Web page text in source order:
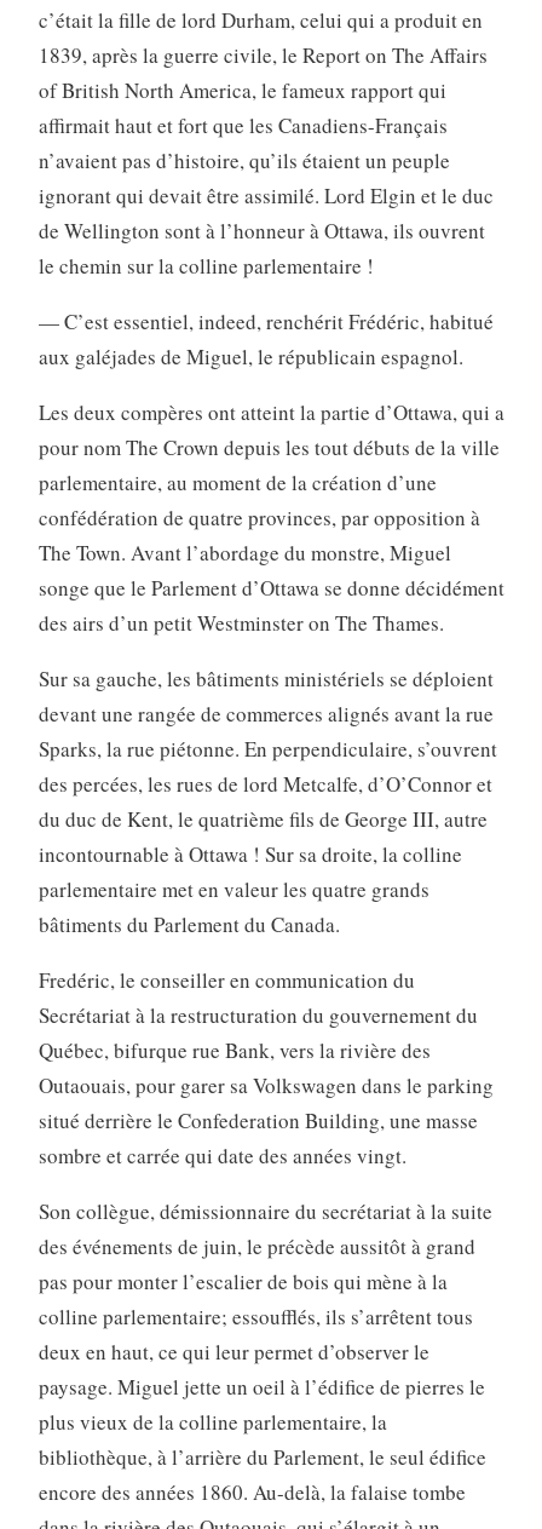
c’était la fille de lord Durham, celui qui a produit en
1839, après la guerre civile, le Report on The Affairs
of British North America, le fameux rapport qui
affirmait haut et fort que les Canadiens-Français
n’avaient pas d’histoire, qu’ils étaient un peuple
ignorant qui devait être assimilé. Lord Elgin et le duc
de Wellington sont à l’honneur à Ottawa, ils ouvrent
le chemin sur la colline parlementaire !
— C’est essentiel, indeed, renchérit Frédéric, habitué
aux galéjades de Miguel, le républicain espagnol.
Les deux compères ont atteint la partie d’Ottawa, qui a
pour nom The Crown depuis les tout débuts de la ville
parlementaire, au moment de la création d’une
confédération de quatre provinces, par opposition à
The Town. Avant l’abordage du monstre, Miguel
songe que le Parlement d’Ottawa se donne décidément
des airs d’un petit Westminster on The Thames.
Sur sa gauche, les bâtiments ministériels se déploient
devant une rangée de commerces alignés avant la rue
Sparks, la rue piétonne. En perpendiculaire, s’ouvrent
des percées, les rues de lord Metcalfe, d’O’Connor et
du duc de Kent, le quatrième fils de George III, autre
incontournable à Ottawa ! Sur sa droite, la colline
parlementaire met en valeur les quatre grands
bâtiments du Parlement du Canada.
Fredéric, le conseiller en communication du
Secrétariat à la restructuration du gouvernement du
Québec, bifurque rue Bank, vers la rivière des
Outaouais, pour garer sa Volkswagen dans le parking
situé derrière le Confederation Building, une masse
sombre et carrée qui date des années vingt.
Son collègue, démissionnaire du secrétariat à la suite
des événements de juin, le précède aussitôt à grand
pas pour monter l’escalier de bois qui mène à la
colline parlementaire; essoufflés, ils s’arrêtent tous
deux en haut, ce qui leur permet d’observer le
paysage. Miguel jette un oeil à l’édifice de pierres le
plus vieux de la colline parlementaire, la
bibliothèque, à l’arrière du Parlement, le seul édifice
encore des années 1860. Au-delà, la falaise tombe